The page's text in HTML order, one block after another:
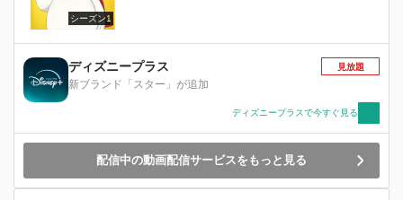
シーズン1
ディズニープラス
新ブランド「スター」が追加
見放題
ディズニープラスで今すぐ見る
配信中の動画配信サービスをもっと見る